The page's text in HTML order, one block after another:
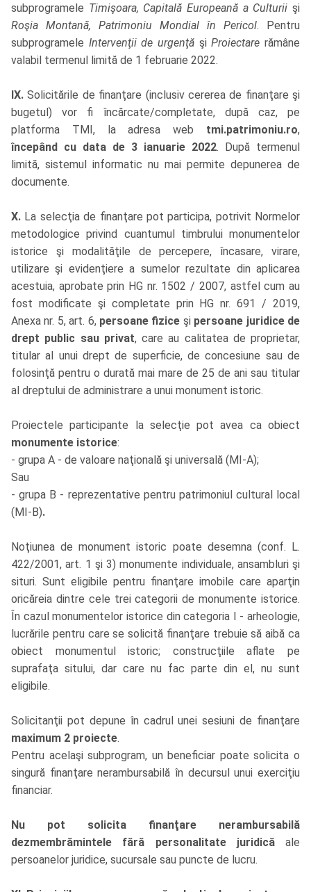
subprogramele Timişoara, Capitală Europeană a Culturii şi
Roşia Montană, Patrimoniu Mondial în Pericol. Pentru
subprogramele Intervenţii de urgenţă şiProiectare rămâne
valabil termenul limită de 1 februarie 2022.
IX.Solicitările de finanţare (inclusiv cererea de finanţare şi
bugetul) vor fi încărcate/completate, după caz, pe
platforma TMI, la adresa web tmi.patrimoniu.ro,
începând cu data de 3 ianuarie 2022. După termenul
limită, sistemul informatic nu mai permite depunerea de
documente.
X. La selecţia de finanţare pot participa, potrivit Normelor
metodologice privind cuantumul timbrului monumentelor
istorice şi modalităţile de percepere, încasare, virare,
utilizare şi evidenţiere a sumelor rezultate din aplicarea
acestuia, aprobate prin HG nr. 1502 / 2007, astfel cum au
fost modificate şi completate prin HG nr. 691 / 2019,
Anexa nr. 5, art. 6, persoane fizice şi persoane juridice de
drept public sau privat, care au calitatea de proprietar,
titular al unui drept de superficie, de concesiune sau de
folosinţă pentru o durată mai mare de 25 de ani sau titular
al dreptului de administrare a unui monument istoric.
Proiectele participante la selecţie pot avea ca obiect
monumente istorice:
- grupa A - de valoare naţională şi universală (MI-A);
Sau
- grupa B - reprezentative pentru patrimoniul cultural local
(MI-B).
Noţiunea de monument istoric poate desemna (conf. L.
422/2001, art. 1 şi 3) monumente individuale, ansambluri şi
situri. Sunt eligibile pentru finanţare imobile care aparţin
oricăreia dintre cele trei categorii de monumente istorice.
În cazul monumentelor istorice din categoria I - arheologie,
lucrările pentru care se solicită finanţare trebuie să aibă ca
obiect monumentul istoric; construcţiile aflate pe
suprafaţa sitului, dar care nu fac parte din el, nu sunt
eligibile.
Solicitanţii pot depune în cadrul unei sesiuni de finanţare
maximum 2 proiecte.
Pentru acelaşi subprogram, un beneficiar poate solicita o
singură finanţare nerambursabilă în decursul unui exerciţiu
financiar.
Nu pot solicita finanţare nerambursabilă
dezmembrămintele fără personalitate juridicăale
persoanelor juridice, sucursale sau puncte de lucru.